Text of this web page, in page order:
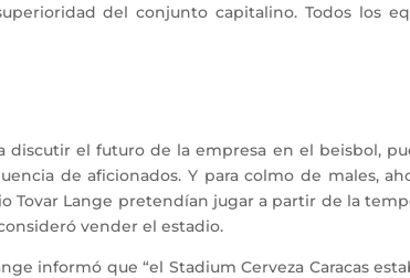
del conjunto capitalino. Todos los
el futuro de la empresa en el beisbol,
de aficionados. Y para colmo de males,
Tovar Lange pretendían jugar a partir de la
vender el estadio.
informó que “el Stadium Cerveza Caracas